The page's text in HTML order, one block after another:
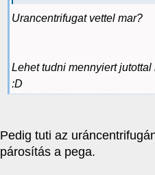
Urancentrifugat vettel mar?
Lehet tudni mennyiert
:D
Pedig tuti az
párosítás a pega.